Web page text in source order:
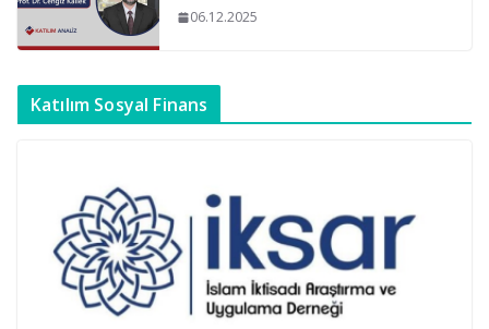
06.12.2025
Katılım Sosyal Finans